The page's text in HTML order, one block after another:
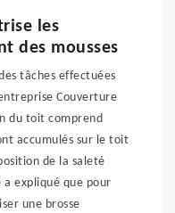
les
des mousses
tâches effectuées
Couverture
du toit comprend
accumulés sur le toit
de la saleté
expliqué que pour
une brosse